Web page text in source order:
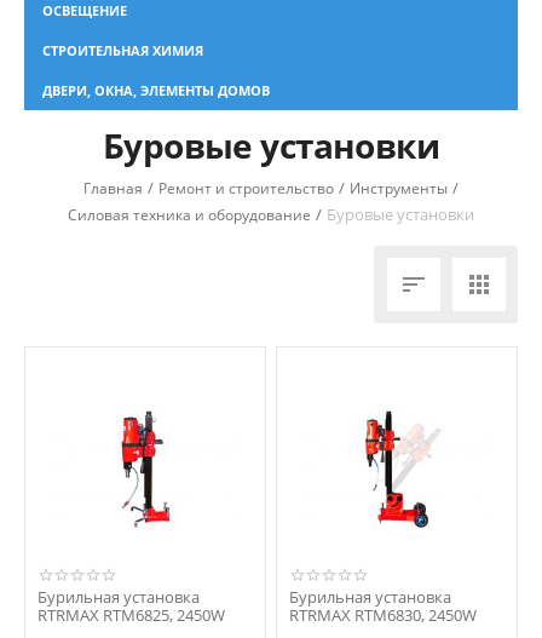
ОСВЕЩЕНИЕ
СТРОИТЕЛЬНАЯ ХИМИЯ
ДВЕРИ, ОКНА, ЭЛЕМЕНТЫ ДОМОВ
Буровые установки
Главная / Ремонт и строительство / Инструменты /
Силовая техника и оборудование / Буровые установки
 
Бурильная установка
RTRMAX RTM6825, 2450W
Бурильная установка
RTRMAX RTM6830, 2450W